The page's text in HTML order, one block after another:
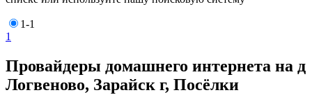
1-1
1
Провайдеры домашнего интернета на д
Логвеново, Зарайск г, Посёлки